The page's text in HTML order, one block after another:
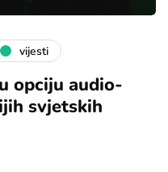
vijesti
opciju audio-
svjetskih